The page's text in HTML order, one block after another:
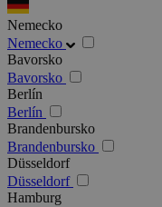
Nemecko
Nemecko
Bavorsko
Bavorsko
Berlín
Berlín
Brandenbursko
Brandenbursko
Düsseldorf
Düsseldorf
Hamburg